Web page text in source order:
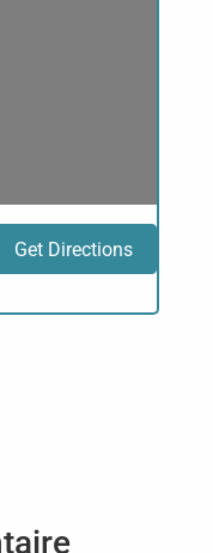
Get Directions